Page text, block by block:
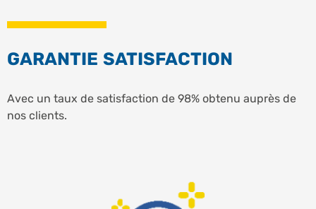
GARANTIE SATISFACTION
Avec un taux de satisfaction de 98% obtenu auprès de
nos clients.